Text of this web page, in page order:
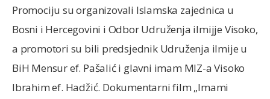
Promociju su organizovali Islamska zajednica u
Bosni i Hercegovini i Odbor Udruženja ilmijje Visoko,
a promotori su bili predsjednik Udruženja ilmije u
BiH Mensur ef. Pašalić i glavni imam MIZ-a Visoko
Ibrahim ef. Hadžić. Dokumentarni film „Imami